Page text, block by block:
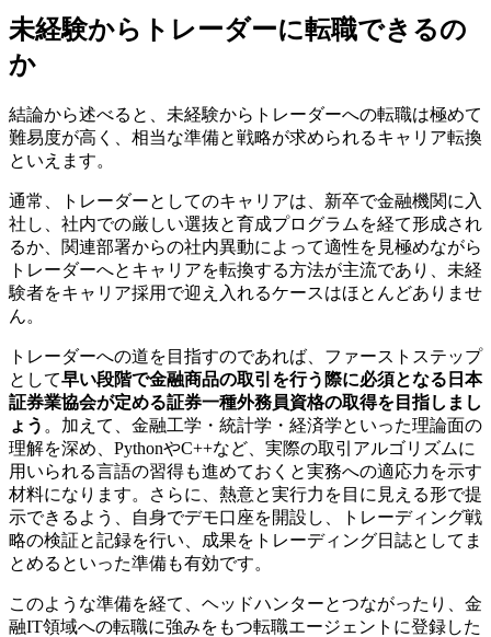
未経験からトレーダーに転職できるの
か
結論から述べると、未経験からトレーダーへの転職は極めて
難易度が高く、相当な準備と戦略が求められるキャリア転換
といえます。
通常、トレーダーとしてのキャリアは、新卒で金融機関に入
社し、社内での厳しい選抜と育成プログラムを経て形成され
るか、関連部署からの社内異動によって適性を見極めながら
トレーダーへとキャリアを転換する方法が主流であり、未経
験者をキャリア採用で迎え入れるケースはほとんどありませ
ん。
トレーダーへの道を目指すのであれば、ファーストステップ
として早い段階で金融商品の取引を行う際に必須となる日本
証券業協会が定める証券一種外務員資格の取得を目指しまし
ょう 。加えて、金融工学・統計学・経済学といった理論面の
理解を深め、PythonやC++など、実際の取引アルゴリズムに
用いられる言語の習得も進めておくと実務への適応力を示す
材料になります。さらに、熱意と実行力を目に見える形で提
示できるよう、自身でデモ口座を開設し、トレーディング戦
略の検証と記録を行い、成果をトレーディング日誌としてま
とめるといった準備も有効です。
このような準備を経て、ヘッドハンターとつながったり、金
融IT領域への転職に強みをもつ転職エージェントに登録した